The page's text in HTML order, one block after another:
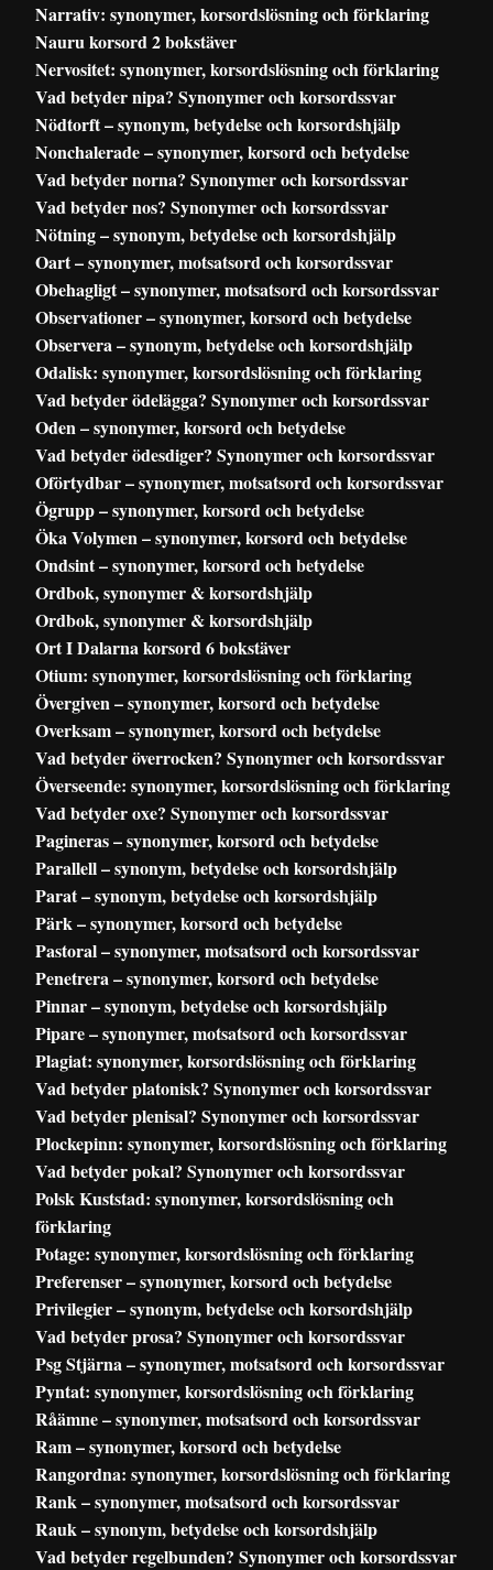
Narrativ: synonymer, korsordslösning och förklaring
Nauru korsord 2 bokstäver
Nervositet: synonymer, korsordslösning och förklaring
Vad betyder nipa? Synonymer och korsordssvar
Nödtorft – synonym, betydelse och korsordshjälp
Nonchalerade – synonymer, korsord och betydelse
Vad betyder norna? Synonymer och korsordssvar
Vad betyder nos? Synonymer och korsordssvar
Nötning – synonym, betydelse och korsordshjälp
Oart – synonymer, motsatsord och korsordssvar
Obehagligt – synonymer, motsatsord och korsordssvar
Observationer – synonymer, korsord och betydelse
Observera – synonym, betydelse och korsordshjälp
Odalisk: synonymer, korsordslösning och förklaring
Vad betyder ödelägga? Synonymer och korsordssvar
Oden – synonymer, korsord och betydelse
Vad betyder ödesdiger? Synonymer och korsordssvar
Oförtydbar – synonymer, motsatsord och korsordssvar
Ögrupp – synonymer, korsord och betydelse
Öka Volymen – synonymer, korsord och betydelse
Ondsint – synonymer, korsord och betydelse
Ordbok, synonymer & korsordshjälp
Ordbok, synonymer & korsordshjälp
Ort I Dalarna korsord 6 bokstäver
Otium: synonymer, korsordslösning och förklaring
Övergiven – synonymer, korsord och betydelse
Overksam – synonymer, korsord och betydelse
Vad betyder överrocken? Synonymer och korsordssvar
Överseende: synonymer, korsordslösning och förklaring
Vad betyder oxe? Synonymer och korsordssvar
Pagineras – synonymer, korsord och betydelse
Parallell – synonym, betydelse och korsordshjälp
Parat – synonym, betydelse och korsordshjälp
Pärk – synonymer, korsord och betydelse
Pastoral – synonymer, motsatsord och korsordssvar
Penetrera – synonymer, korsord och betydelse
Pinnar – synonym, betydelse och korsordshjälp
Pipare – synonymer, motsatsord och korsordssvar
Plagiat: synonymer, korsordslösning och förklaring
Vad betyder platonisk? Synonymer och korsordssvar
Vad betyder plenisal? Synonymer och korsordssvar
Plockepinn: synonymer, korsordslösning och förklaring
Vad betyder pokal? Synonymer och korsordssvar
Polsk Kuststad: synonymer, korsordslösning och
förklaring
Potage: synonymer, korsordslösning och förklaring
Preferenser – synonymer, korsord och betydelse
Privilegier – synonym, betydelse och korsordshjälp
Vad betyder prosa? Synonymer och korsordssvar
Psg Stjärna – synonymer, motsatsord och korsordssvar
Pyntat: synonymer, korsordslösning och förklaring
Råämne – synonymer, motsatsord och korsordssvar
Ram – synonymer, korsord och betydelse
Rangordna: synonymer, korsordslösning och förklaring
Rank – synonymer, motsatsord och korsordssvar
Rauk – synonym, betydelse och korsordshjälp
Vad betyder regelbunden? Synonymer och korsordssvar